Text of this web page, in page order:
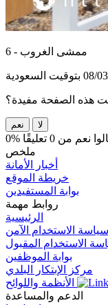
ممشى الغروب - 6
هذه الصفحة مفيدة؟
نعم لا
من 0 تعليقًا
ملخص
أخبار الأمانة
خريطة الموقع
بوابة المستفيدين
روابط مهمة
الرئيسية
سياسة الاستخدام الآمن
الاستخدام المقبول
بوابة الموظفين
مركز الإبتكار البلدي
الدعم والمساعدة